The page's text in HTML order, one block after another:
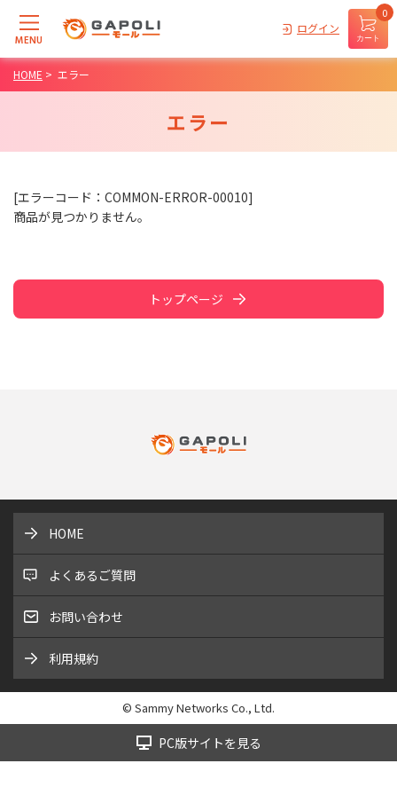
MENU
ログイン
カート
0
HOME > エラー
エラー
[エラーコード：COMMON-ERROR-00010]
商品が見つかりません。
トップページ
HOME
よくあるご質問
お問い合わせ
利用規約
© Sammy Networks Co., Ltd.
PC版サイトを見る